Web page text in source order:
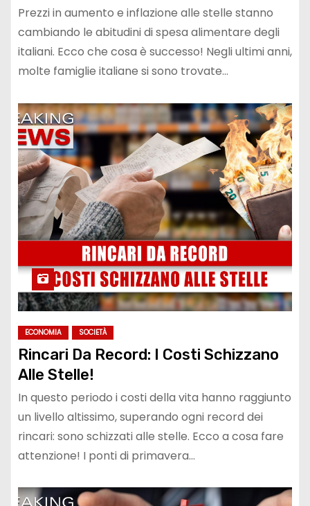
Prezzi in aumento e inflazione alle stelle stanno
cambiando le abitudini di spesa alimentare degli
italiani. Ecco che cosa è successo! Negli ultimi anni,
molte famiglie italiane si sono trovate…
ECONOMIA SOCIETÀ
Rincari Da Record: I Costi Schizzano
Alle Stelle!
In questo periodo i costi della vita hanno raggiunto
un livello altissimo, superando ogni record dei
rincari: sono schizzati alle stelle. Ecco a cosa fare
attenzione! I ponti di primavera…